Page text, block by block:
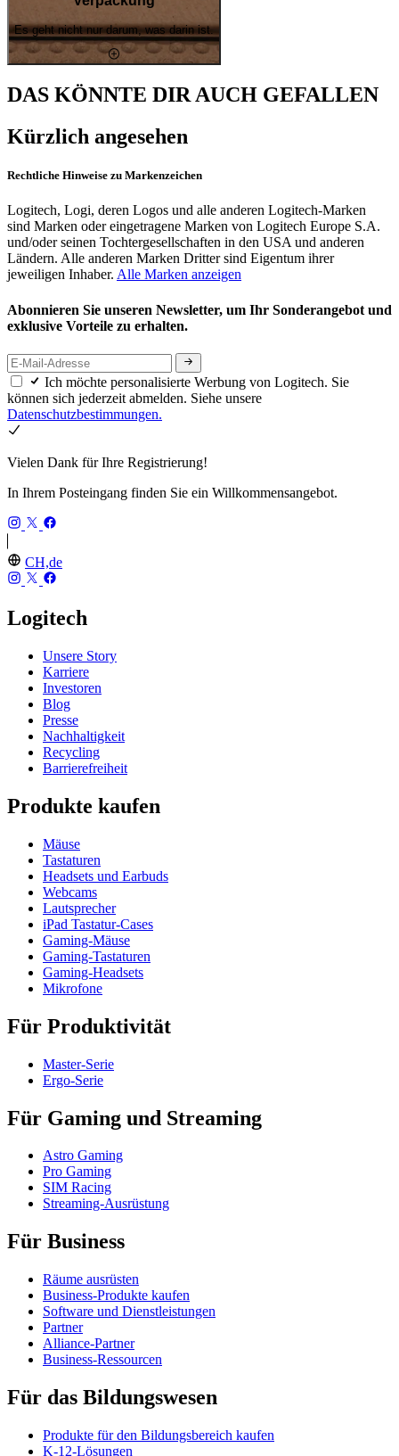
Es geht nicht nur darum, was darin ist.
DAS KÖNNTE DIR AUCH GEFALLEN
Kürzlich angesehen
Rechtliche Hinweise zu Markenzeichen
Logitech, Logi, deren Logos und alle anderen Logitech-Marken
sind Marken oder eingetragene Marken von Logitech Europe S.A.
und/oder seinen Tochtergesellschaften in den USA und anderen
Ländern. Alle anderen Marken Dritter sind Eigentum ihrer
jeweiligen Inhaber. Alle Marken anzeigen
Abonnieren Sie unseren Newsletter, um Ihr Sonderangebot und
exklusive Vorteile zu erhalten.
Ich möchte personalisierte Werbung von Logitech. Sie
können sich jederzeit abmelden. Siehe unsere
Datenschutzbestimmungen.
Vielen Dank für Ihre Registrierung!
In Ihrem Posteingang finden Sie ein Willkommensangebot.
CH,de
Logitech
Unsere Story
Karriere
Investoren
Blog
Presse
Nachhaltigkeit
Recycling
Barrierefreiheit
Produkte kaufen
Mäuse
Tastaturen
Headsets und Earbuds
Webcams
Lautsprecher
iPad Tastatur-Cases
Gaming-Mäuse
Gaming-Tastaturen
Gaming-Headsets
Mikrofone
Für Produktivität
Master-Serie
Ergo-Serie
Für Gaming und Streaming
Astro Gaming
Pro Gaming
SIM Racing
Streaming-Ausrüstung
Für Business
Räume ausrüsten
Business-Produkte kaufen
Software und Dienstleistungen
Partner
Alliance-Partner
Business-Ressourcen
Für das Bildungswesen
Produkte für den Bildungsbereich kaufen
K-12-Lösungen